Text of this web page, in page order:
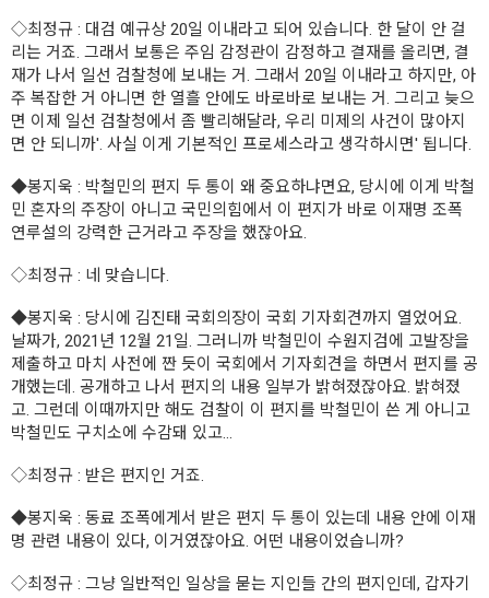
◇최정규 : 대검 예규상 20일 이내라고 되어 있습니다. 한 달이 안 걸
리는 거죠. 그래서 보통은 주임 감정관이 감정하고 결재를 올리면, 결
재가 나서 일선 검찰청에 보내는 거. 그래서 20일 이내라고 하지만, 아
주 복잡한 거 아니면 한 열흘 안에도 바로바로 보내는 거. 그리고 늦으
면 이제 일선 검찰청에서 좀 빨리해달라, 우리 미제의 사건이 많아지
면 안 되니까'. 사실 이게 기본적인 프로세스라고 생각하시면' 됩니다.
◆봉지욱 : 박철민의 편지 두 통이 왜 중요하냐면요, 당시에 이게 박철
민 혼자의 주장이 아니고 국민의힘에서 이 편지가 바로 이재명 조폭
연루설의 강력한 근거라고 주장을 했잖아요.
◇최정규 : 네 맞습니다.
◆봉지욱 : 당시에 김진태 국회의장이 국회 기자회견까지 열었어요.
날짜가, 2021년 12월 21일. 그러니까 박철민이 수원지검에 고발장을
제출하고 마치 사전에 짠 듯이 국회에서 기자회견을 하면서 편지를 공
개했는데. 공개하고 나서 편지의 내용 일부가 밝혀졌잖아요. 밝혀졌
고. 그런데 이때까지만 해도 검찰이 이 편지를 박철민이 쓴 게 아니고
박철민도 구치소에 수감돼 있고...
◇최정규 : 받은 편지인 거죠.
◆봉지욱 : 동료 조폭에게서 받은 편지 두 통이 있는데 내용 안에 이재
명 관련 내용이 있다, 이거였잖아요. 어떤 내용이었습니까?
◇최정규 : 그냥 일반적인 일상을 묻는 지인들 간의 편지인데, 갑자기